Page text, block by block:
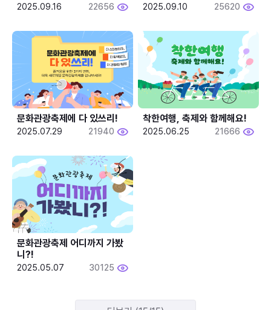
2025.09.16 22656 2025.09.10 25620
문화관광축제에 다 있쓰리!
2025.07.29 21940
착한여행, 축제와 함께해요!
2025.06.25 21666
문화관광축제 어디까지 가봤
니?!
2025.05.07 30125